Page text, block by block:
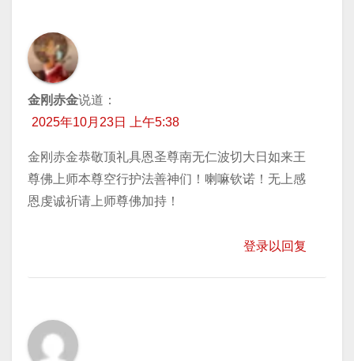
金刚赤金说道：
2025年10月23日 上午5:38
金刚赤金恭敬顶礼具恩圣尊南无仁波切大日如来王
尊佛上师本尊空行护法善神们！喇嘛钦诺！无上感
恩虔诚祈请上师尊佛加持！
登录以回复